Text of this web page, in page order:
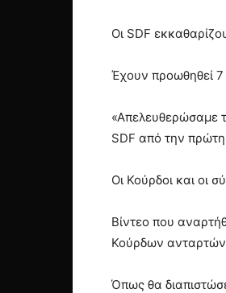
Οι SDF
Έχουν προωθηθεί 7
«Απελευθερώσαμε
SDF από την
Οι Κούρδοι και οι
Βίντεο που
Κούρδων ανταρτών
Όπως θα